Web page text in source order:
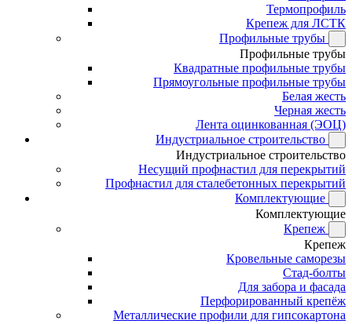
Термопрофиль
Крепеж для ЛСТК
Профильные трубы
Профильные трубы
Квадратные профильные трубы
Прямоугольные профильные трубы
Белая жесть
Черная жесть
Лента оцинкованная (ЭОЦ)
Индустриальное строительство
Индустриальное строительство
Несущий профнастил для перекрытий
Профнастил для сталебетонных перекрытий
Комплектующие
Комплектующие
Крепеж
Крепеж
Кровельные саморезы
Стад-болты
Для забора и фасада
Перфорированный крепёж
Металлические профили для гипсокартона